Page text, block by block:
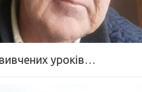
уроків…